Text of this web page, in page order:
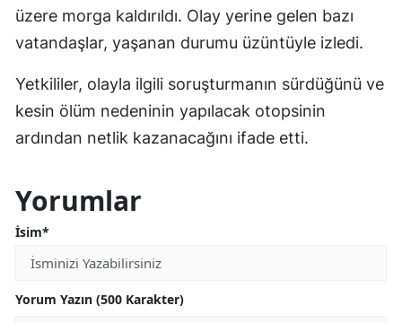
üzere morga kaldırıldı. Olay yerine gelen bazı
vatandaşlar, yaşanan durumu üzüntüyle izledi.
Yetkililer, olayla ilgili soruşturmanın sürdüğünü ve
kesin ölüm nedeninin yapılacak otopsinin
ardından netlik kazanacağını ifade etti.
Yorumlar
İsim*
Yorum Yazın (500 Karakter)